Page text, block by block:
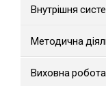
Внутрішня
Методична
Виховна робота